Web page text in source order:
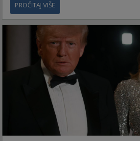
PROČITAJ VIŠE